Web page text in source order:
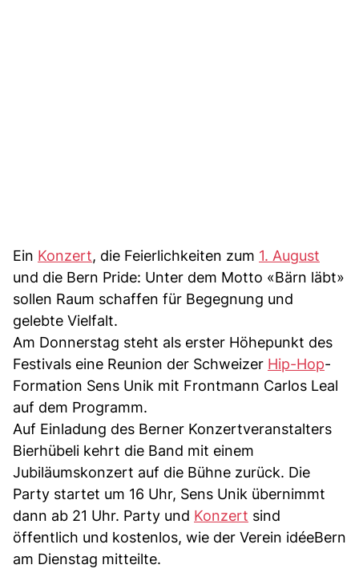
Ein Konzert, die Feierlichkeiten zum 1. August
und die Bern Pride: Unter dem Motto «Bärn läbt»
sollen Raum schaffen für Begegnung und
gelebte Vielfalt.
Am Donnerstag steht als erster Höhepunkt des
Festivals eine Reunion der Schweizer Hip-Hop-
Formation Sens Unik mit Frontmann Carlos Leal
auf dem Programm.
Auf Einladung des Berner Konzertveranstalters
Bierhübeli kehrt die Band mit einem
Jubiläumskonzert auf die Bühne zurück. Die
Party startet um 16 Uhr, Sens Unik übernimmt
dann ab 21 Uhr. Party und Konzert sind
öffentlich und kostenlos, wie der Verein idéeBern
am Dienstag mitteilte.